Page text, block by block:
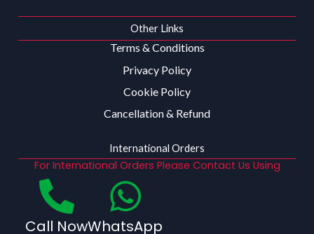
Other Links
Terms & Conditions
Privacy Policy
Cookie Policy
Cancellation & Refund
International Orders
For International Orders Please Contact Us Using
Call NowWhatsApp